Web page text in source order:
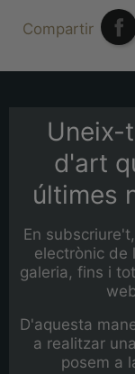
Compartir
Uneix-
d'art
últimes
En
electrònic de
galeria, fins i
D'aquesta
a realitzar
posem a